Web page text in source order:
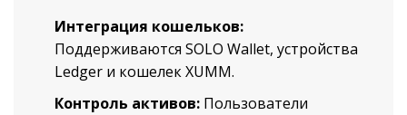
Интеграция кошельков:
Поддерживаются SOLO Wallet, устройства
Ledger и кошелек XUMM.
Контроль активов: Пользователи